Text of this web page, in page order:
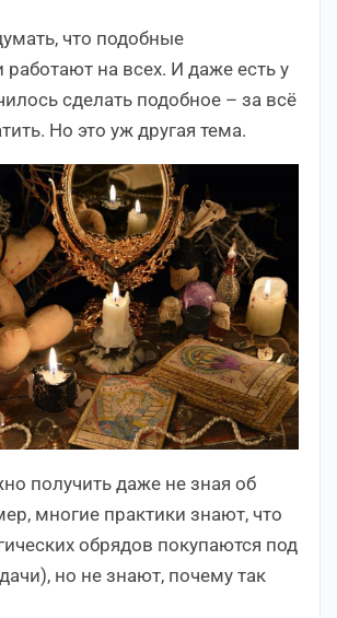
что подобные
на всех. И даже есть у
сделать подобное – за всё
Но это уж другая тема.
получить даже не зная об
многие практики знают, что
обрядов покупаются под
но не знают, почему так